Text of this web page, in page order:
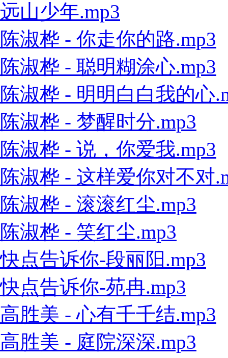
远山少年.mp3
陈淑桦 - 你走你的路.mp3
陈淑桦 - 聪明糊涂心.mp3
陈淑桦 - 明明白白我的心
陈淑桦 - 梦醒时分.mp3
陈淑桦 - 说，你爱我.mp3
陈淑桦 - 这样爱你对不对
陈淑桦 - 滚滚红尘.mp3
陈淑桦 - 笑红尘.mp3
快点告诉你-段丽阳.mp3
快点告诉你-苑冉.mp3
高胜美 - 心有千千结.mp3
高胜美 - 庭院深深.mp3